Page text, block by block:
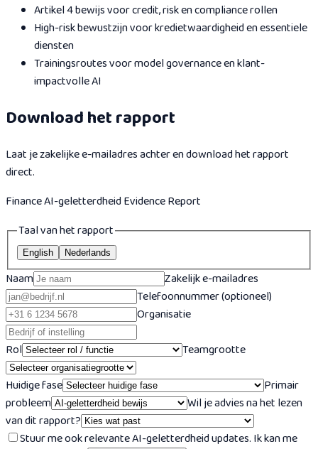
Artikel 4 bewijs voor credit, risk en compliance rollen
High-risk bewustzijn voor kredietwaardigheid en essentiele
diensten
Trainingsroutes voor model governance en klant-
impactvolle AI
Download het rapport
Laat je zakelijke e-mailadres achter en download het rapport
direct.
Finance AI-geletterdheid Evidence Report
Taal van het rapport
English Nederlands
Naam
Zakelijk e-mailadres
Telefoonnummer (optioneel)
Organisatie
Rol
Teamgrootte
Huidige fase
Primair
probleem
Wil je advies na het lezen
van dit rapport?
Stuur me ook relevante AI-geletterdheid updates. Ik kan me